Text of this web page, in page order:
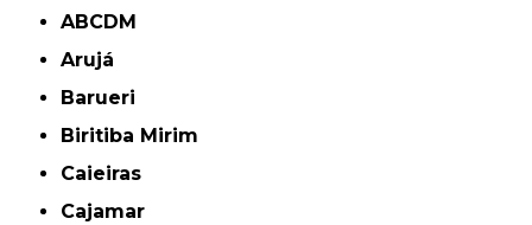
ABCDM
Arujá
Barueri
Biritiba Mirim
Caieiras
Cajamar